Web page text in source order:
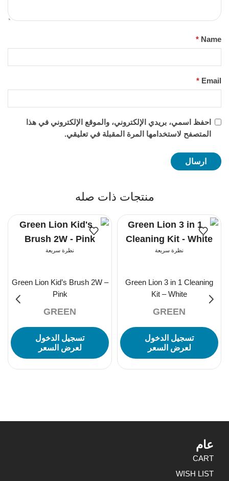
Name
*
Email
*
احفظ اسمي، بريدي الإلكتروني، والموقع الإلكتروني في هذا
المتصفح لاستخدامها المرة المقبلة في تعليقي.
منتجات ذات صله
نظرة سريعة
Green Lion 3 in 1 Cleaning
Kit – White
GREEN
تسجيل الدخول
لعرض السعر
نظرة سريعة
Green Lion Kid’s Brush 2W –
Pink
GREEN
تسجيل الدخول
لعرض السعر
عام
CART
WISH LIST